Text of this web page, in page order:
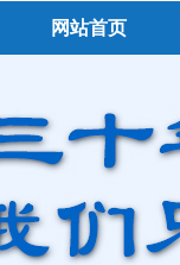
网站首页